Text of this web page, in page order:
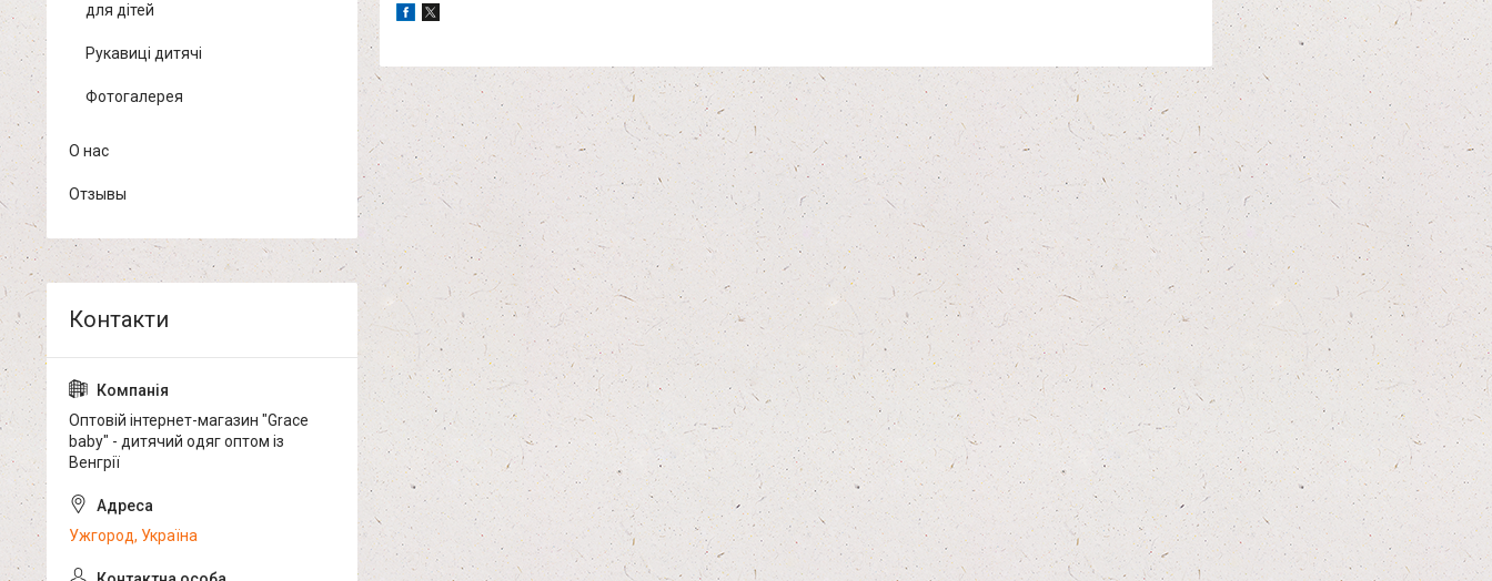
для дітей
Рукавиці дитячі
Фотогалерея
О нас
Отзывы
Оптовій інтернет-магазин "Grace
baby" - дитячий одяг оптом із
Венгрії
Ужгород, Україна